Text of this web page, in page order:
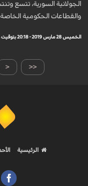
الجولانية السورية، تتسع
والقطاعات الحكومية الخاصة.
الخميس 28 مارس 2019 - 20:18 بتوقيت مكة
< <<
الرئيسية